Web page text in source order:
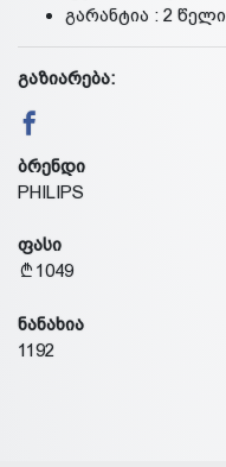
გარანტია : 2 წელი
გაზიარება:
ბრენდი
PHILIPS
ფასი
1049
ნანახია
1192